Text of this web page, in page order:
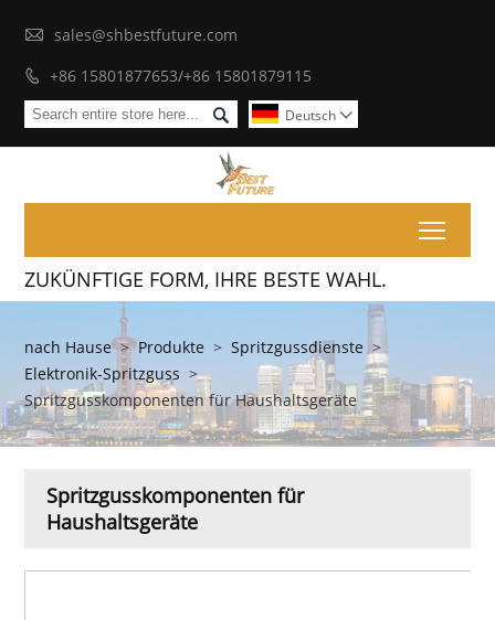
 sales@shbestfuture.com
 +86 15801877653/+86 15801879115
 Deutsch 
ZUKÜNFTIGE FORM, IHRE BESTE WAHL.
nach Hause > Produkte > Spritzgussdienste >
Elektronik-Spritzguss >
Spritzgusskomponenten für Haushaltsgeräte
Spritzgusskomponenten für
Haushaltsgeräte